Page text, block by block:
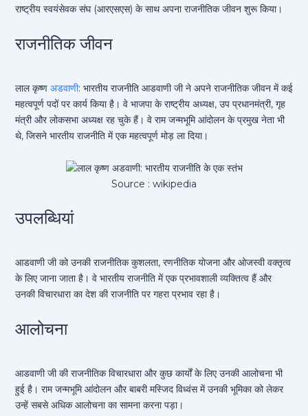
राष्ट्रीय स्वयंसेवक संघ (आरएसएस) के साथ अपना राजनीतिक जीवन शुरू किया।
राजनीतिक जीवन
लाल कृष्ण अडवाणी: भारतीय राजनीति आडवाणी जी ने अपने राजनीतिक जीवन में कई
महत्वपूर्ण पदों पर कार्य किया है। वे भाजपा के राष्ट्रीय अध्यक्ष, उप प्रधानमंत्री, गृह
मंत्री और लोकसभा अध्यक्ष रह चुके हैं। वे राम जन्मभूमि आंदोलन के प्रमुख नेता भी
थे, जिसने भारतीय राजनीति में एक महत्वपूर्ण मोड़ ला दिया।
Source : wikipedia
उपलब्धियां
आडवाणी जी को उनकी राजनीतिक कुशलता, रणनीतिक योजना और ओजस्वी वक्तृत्व
के लिए जाना जाता है। वे भारतीय राजनीति में एक प्रभावशाली व्यक्तित्व हैं और
उनकी विचारधारा का देश की राजनीति पर गहरा प्रभाव रहा है।
आलोचना
आडवाणी जी की राजनीतिक विचारधारा और कुछ कार्यों के लिए उनकी आलोचना भी
हुई है। राम जन्मभूमि आंदोलन और बाबरी मस्जिद विध्वंस में उनकी भूमिका को लेकर
उन्हें सबसे अधिक आलोचना का सामना करना पड़ा।